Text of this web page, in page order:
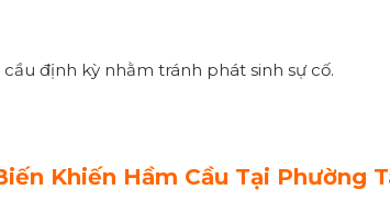
định kỳ nhằm tránh phát sinh sự cố.
Khiến Hầm Cầu Tại Phường